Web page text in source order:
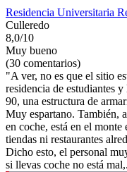
Residencia Universitaria
Culleredo
8,0/10
Muy bueno
(30 comentarios)
"A ver, no es que el sitio
residencia de estudiantes
90, una estructura de
Muy espartano. También,
en coche, está en el
tiendas ni restaurantes
Dicho esto, el personal
si llevas coche no está